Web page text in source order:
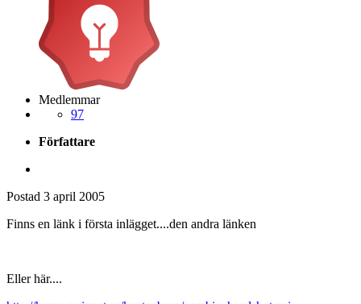
Medlemmar
97
Författare
Postad 3 april 2005
Finns en länk i första inlägget....den andra länken
Eller här....